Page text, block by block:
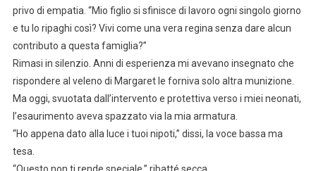
privo di empatia. “Mio figlio si sfinisce di lavoro ogni singolo giorno
e tu lo ripaghi così? Vivi come una vera regina senza dare alcun
contributo a questa famiglia?”
Rimasi in silenzio. Anni di esperienza mi avevano insegnato che
rispondere al veleno di Margaret le forniva solo altra munizione.
Ma oggi, svuotata dall’intervento e protettiva verso i miei neonati,
l’esaurimento aveva spazzato via la mia armatura.
“Ho appena dato alla luce i tuoi nipoti,” dissi, la voce bassa ma
tesa.